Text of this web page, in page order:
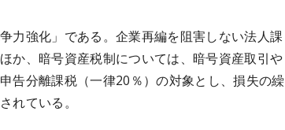
力強化」である。企業再編を阻害しない法人課
か、暗号資産税制については、暗号資産取引や
告分離課税（一律20％）の対象とし、損失の繰
れている。